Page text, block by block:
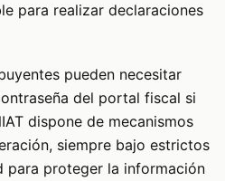
para realizar declaraciones
pueden necesitar
del portal fiscal si
dispone de mecanismos
siempre bajo estrictos
para proteger la información